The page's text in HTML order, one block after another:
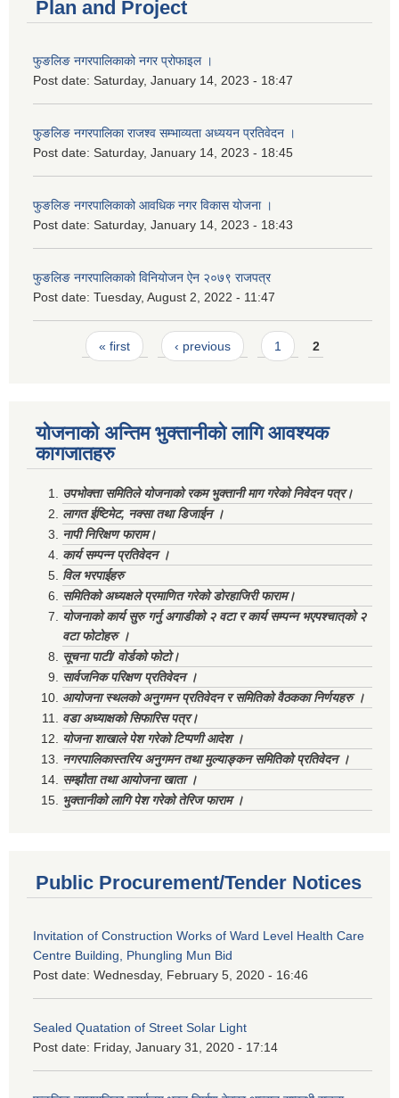
Plan and Project
फुङलिङ नगरपालिकाको नगर प्रोफाइल ।
Post date: Saturday, January 14, 2023 - 18:47
फुङलिङ नगरपालिका राजश्व सम्भाव्यता अध्ययन प्रतिवेदन ।
Post date: Saturday, January 14, 2023 - 18:45
फुङलिङ नगरपालिकाको आवधिक नगर विकास योजना ।
Post date: Saturday, January 14, 2023 - 18:43
फुङलिङ नगरपालिकाको विनियोजन ऐन २०७९ राजपत्र
Post date: Tuesday, August 2, 2022 - 11:47
Pages« first ‹ previous 1 2
योजनाको अन्तिम भुक्तानीको लागि आवश्यक
कागजातहरु
उपभोक्ता समितिले योजनाको रकम भुक्तानी माग गरेको निवेदन पत्र।
लागत ईष्टिमेट, नक्सा तथा डिजाईन ।
नापी निरिक्षण फाराम।
कार्य सम्पन्न प्रतिवेदन ।
विल भरपाईहरु
समितिको अध्यक्षले प्रमाणित गरेको डोरहाजिरी फाराम।
योजनाको कार्य सुरु गर्नु अगाडीको २ वटा र कार्य सम्पन्न भएपश्चात्‌को २
वटा फोटोहरु ।
सूचना पाटी/ वोर्डको फोटो।
सार्वजनिक परिक्षण प्रतिवेदन ।
आयोजना स्थलको अनुगमन प्रतिवेदन र समितिको वैठकका निर्णयहरु ।
वडा अध्याक्षको सिफारिस पत्र।
योजना शाखाले पेश गरेको टिप्पणी आदेश ।
नगरपालिकास्तरिय अनुगमन तथा मुल्याङ्कन समितिको प्रतिवेदन ।
सम्झौता तथा आयोजना खाता ।
भुक्तानीको लागि पेश गरेको तेरिज फाराम ।
Public Procurement/Tender Notices
Invitation of Construction Works of Ward Level Health Care
Centre Building, Phungling Mun Bid
Post date: Wednesday, February 5, 2020 - 16:46
Sealed Quatation of Street Solar Light
Post date: Friday, January 31, 2020 - 17:14